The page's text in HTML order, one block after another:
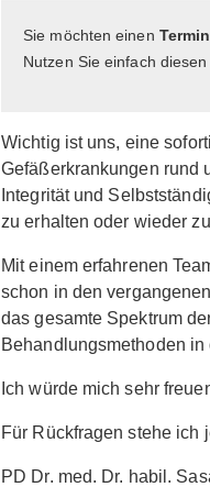
Sie möchten einen Termin
Nutzen Sie einfach diesen
Wichtig ist uns, eine
Gefäßerkrankungen rund
Integrität und
zu erhalten oder wieder
Mit einem erfahrenen
schon in den
das gesamte Spektrum
Behandlungsmethoden
Ich würde mich sehr
Für Rückfragen stehe ich
PD Dr. med. Dr. habil.